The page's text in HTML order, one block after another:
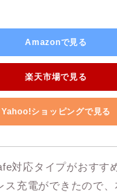
Amazonで見る
楽天市場で見る
Yahoo!ショッピングで見る
対応タイプがおすす
ス充電ができたので